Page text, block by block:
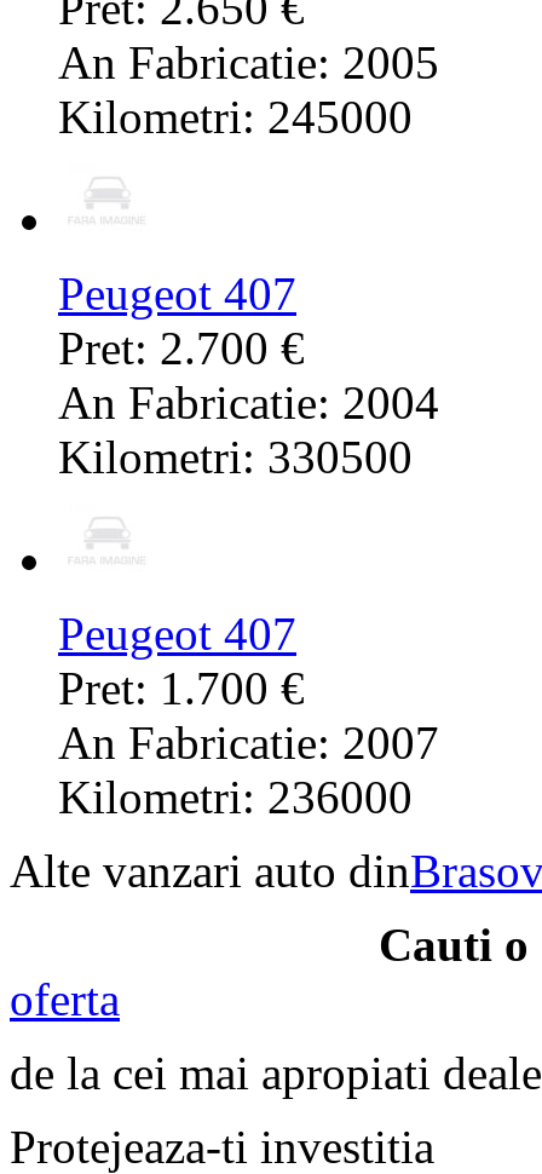
An Fabricatie: 2005
Kilometri: 245000
Peugeot 407
Pret: 2.700 €
An Fabricatie: 2004
Kilometri: 330500
Peugeot 407
Pret: 1.700 €
An Fabricatie: 2007
Kilometri: 236000
Alte vanzari auto din
Cauti o
oferta
de la cei mai apropiati
Protejeaza-ti investitia